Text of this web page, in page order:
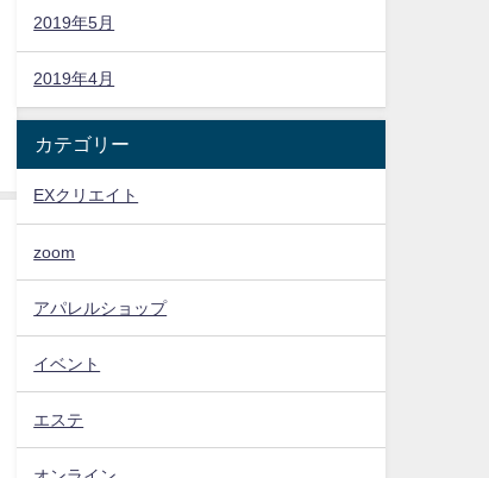
2019年5月
2019年4月
カテゴリー
EXクリエイト
zoom
アパレルショップ
イベント
エステ